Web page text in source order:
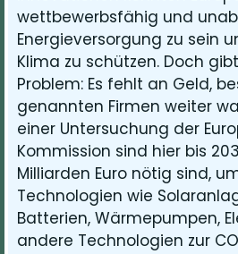
wettbewerbsfähig und
Energieversorgung zu sein
Klima zu schützen. Doch
Problem: Es fehlt an Geld,
genannten Firmen weiter
einer Untersuchung der
Kommission sind hier bis
Milliarden Euro nötig sind,
Technologien wie
Batterien, Wärmepumpen,
andere Technologien zur